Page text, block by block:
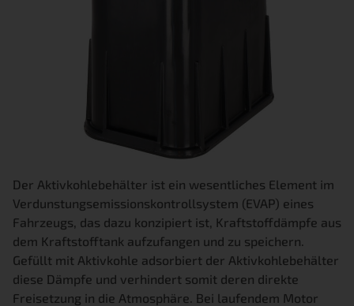
Der Aktivkohlebehälter ist ein wesentliches Element im
Verdunstungsemissionskontrollsystem (EVAP) eines
Fahrzeugs, das dazu konzipiert ist, Kraftstoffdämpfe aus
dem Kraftstofftank aufzufangen und zu speichern.
Gefüllt mit Aktivkohle adsorbiert der Aktivkohlebehälter
diese Dämpfe und verhindert somit deren direkte
Freisetzung in die Atmosphäre. Bei laufendem Motor